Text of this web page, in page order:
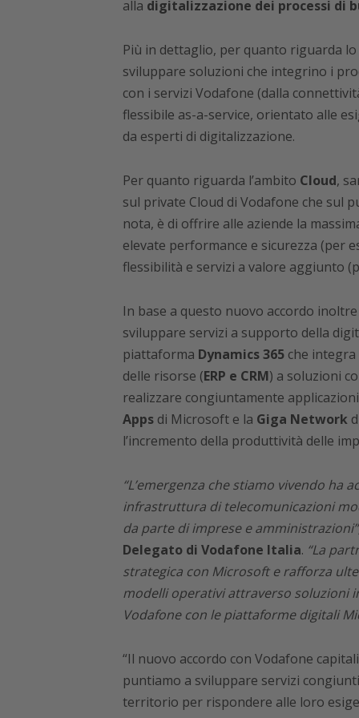
alla digitalizzazione dei processi di
Più in dettaglio, per quanto riguarda lo
sviluppare soluzioni che integrino i
con i servizi Vodafone (dalla
flessibile as-a-service, orientato alle
da esperti di digitalizzazione.
Per quanto riguarda l’ambito Cloud,
sul private Cloud di Vodafone che sul
nota, è di offrire alle aziende la
elevate performance e sicurezza (per
flessibilità e servizi a valore aggiunto
In base a questo nuovo accordo
sviluppare servizi a supporto della
piattaforma Dynamics 365che integra
delle risorse (ERP e CRM) a soluzioni
realizzare congiuntamente
Appsdi Microsoft e la Giga Network
l’incremento della produttività delle
“L’emergenza che stiamo vivendo ha
infrastruttura di telecomunicazioni
da parte di imprese e
Delegato di Vodafone Italia. “La
strategica con Microsoft e rafforza
modelli operativi attraverso soluzioni
Vodafone con le piattaforme digitali
“Il nuovo accordo con Vodafone
puntiamo a sviluppare servizi
territorio per rispondere alle loro